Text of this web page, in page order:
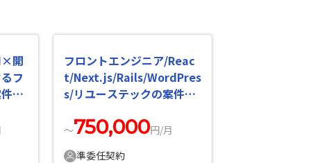
開
フ
・
フロントエンジニア/Reac
t/Next.js/Rails/WordPres
s/リユーステックの案件・
〜750,000円/月
準委任契約